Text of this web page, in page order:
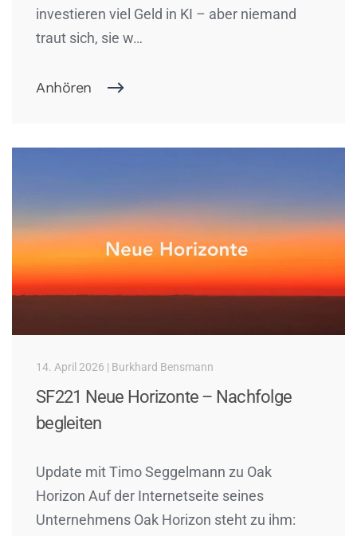
investieren viel Geld in KI – aber niemand
traut sich, sie w…
Anhören
14. April 2026 | Burkhard Bensmann
SF221 Neue Horizonte – Nachfolge
begleiten
Update mit Timo Seggelmann zu Oak
Horizon Auf der Internetseite seines
Unternehmens Oak Horizon steht zu ihm: